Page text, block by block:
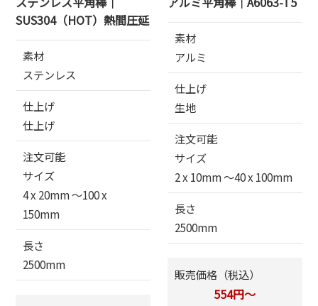
SUS304（HOT）熱間圧延
素材
ステンレス
仕上げ
仕上げ
注文可能
サイズ
4 x 20mm 〜100 x
150mm
長さ
2500mm
素材
アルミ
仕上げ
生地
注文可能
サイズ
2 x 10mm 〜40 x 100mm
長さ
2500mm
販売価格（税込）
554円～